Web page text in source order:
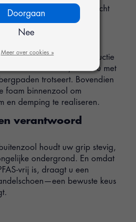
membraan dat vocht
houden.
stap
en de halfhoge constructie
rond de enkel, zodat u met
trotseert. Bovendien
foam binnenzool om
en demping te realiseren.
verantwoord
houdt uw grip stevig,
ondergrond. En omdat
vrij is, draagt u een
bewuste keus
Doorgaan
Nee
Meer over cookies »